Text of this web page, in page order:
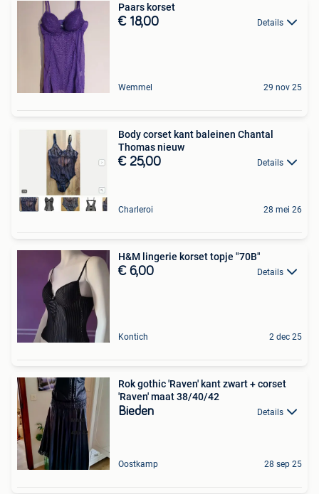
Paars korset
€ 18,00 Details
Wemmel 29 nov 25
Body corset kant baleinen Chantal
Thomas nieuw
€ 25,00 Details
Charleroi 28 mei 26
H&M lingerie korset topje "70B"
€ 6,00 Details
Kontich 2 dec 25
Rok gothic 'Raven' kant zwart + corset
'Raven' maat 38/40/42
Bieden Details
Oostkamp 28 sep 25